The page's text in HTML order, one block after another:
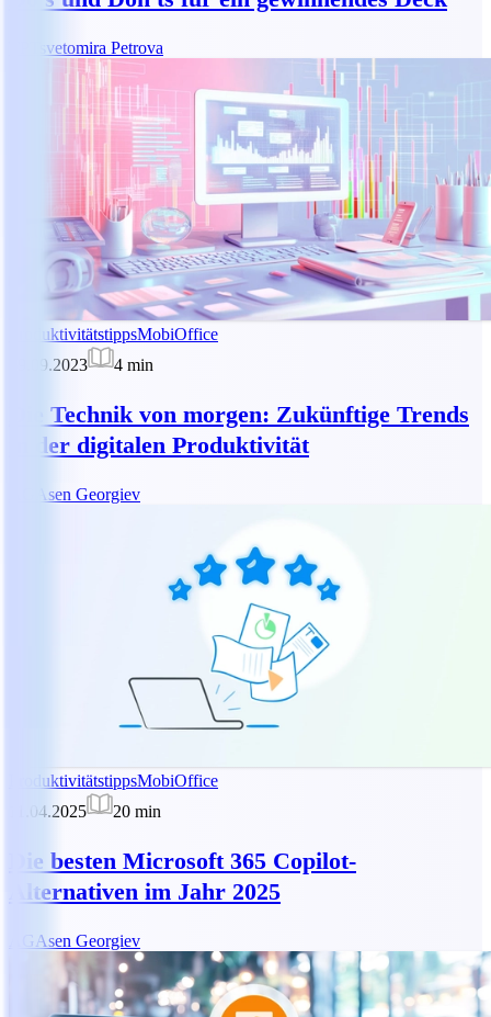
Tsvetomira Petrova
ProduktivitätstippsMobiOffice
29.09.2023
4 min
Die Technik von morgen: Zukünftige Trends
in der digitalen Produktivität
Asen Georgiev
ProduktivitätstippsMobiOffice
11.04.2025
20 min
Die besten Microsoft 365 Copilot-
Alternativen im Jahr 2025
AGAsen Georgiev